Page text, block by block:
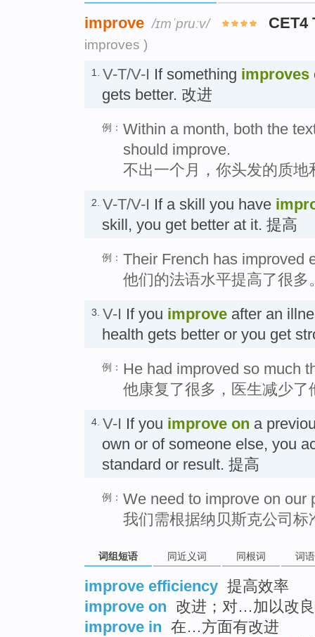
improve /ɪmˈpruːv/ CET4
improves )
1. V-T/V-I If something improves
gets better. 改进
例： Within a month, both the
should improve.
不出一个月，你头发的质
2. V-T/V-I If a skill you have
skill, you get better at it. 提高
例： Their French has improved
他们的法语水平提高了很多
3. V-I If you improve after an
health gets better or you get
例： He had improved so much
他康复了很多，医生减少了
4. V-I If you improve on a
own or of someone else, you
standard or result. 提高
例： We need to improve on our
我们需根据纳贝斯克公司
词组短语 同近义词 同根词 词
improve efficiency 提高效率
improve on 改进；对…加以改良
improve in 在…方面有改进